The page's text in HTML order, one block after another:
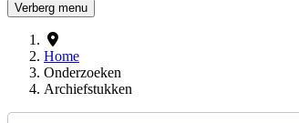
Verberg menu
Home
Onderzoeken
Archiefstukken